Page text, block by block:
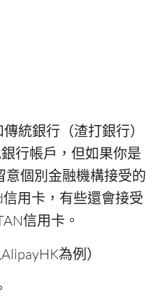
傳統銀行（渣打銀行）
行帳戶，但如果你是
個別金融機構接受的
用卡，有些還會接受
信用卡。
為例）